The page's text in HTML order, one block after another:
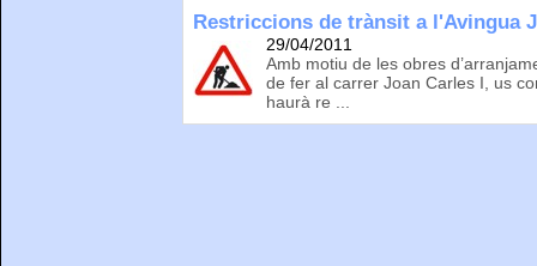
Restriccions de trànsit a l'Avingua
29/04/2011
Amb motiu de les obres
de fer al carrer Joan Carles I, us
haurà re ...